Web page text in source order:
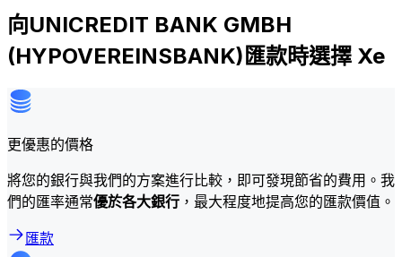
向UNICREDIT BANK GMBH
(HYPOVEREINSBANK)匯款時選擇 Xe
更優惠的價格
將您的銀行與我們的方案進行比較，即可發現節省的費用。我
們的匯率通常優於各大銀行 ，最大程度地提高您的匯款價值。
匯款